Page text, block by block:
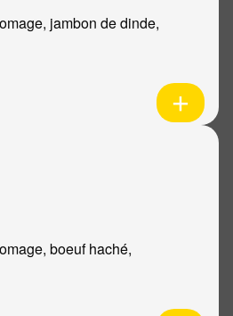
jambon de dinde,
boeuf haché,